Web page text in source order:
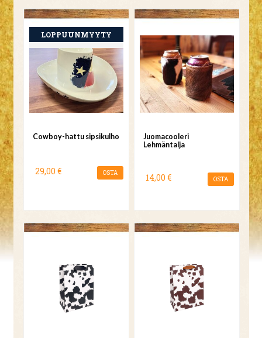
Cowboy-hattu sipsikulho
29,00 € OSTA
Juomacooleri
Lehmäntalja
14,00 € OSTA